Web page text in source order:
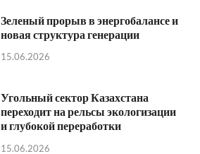
Зеленый прорыв в энергобалансе и
новая структура генерации
15.06.2026
Угольный сектор Казахстана
переходит на рельсы экологизации
и глубокой переработки
15.06.2026